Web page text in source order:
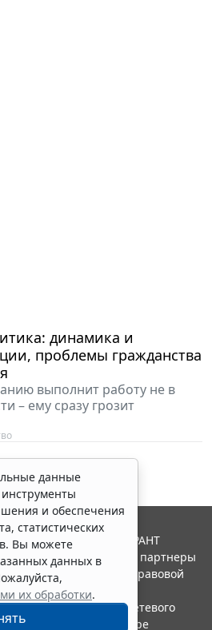
динамика и
проблемы гражданства
выполнит работу не в
– ему сразу грозит
данные
и обеспечения
статистических
Вы можете
данных в
их обработки.
2026. Система ГАРАНТ
Компания "Гарант" и ее партнеры
ассоциации правовой
в качестве сетевого
по надзору в сфере